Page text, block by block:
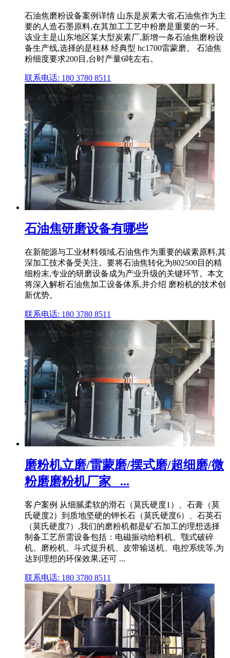
石油焦磨粉设备案例详情 山东是炭素大省,石油焦作为主
要的人造石墨原料,在其加工工艺中粉磨是重要的一环。
该业主是山东地区某大型炭素厂,新增一条石油焦磨粉设
备生产线,选择的是桂林 经典型 hc1700雷蒙磨。 石油焦
粉细度要求200目,台时产量6吨左右。
联系电话: 180 3780 8511
石油焦研磨设备有哪些
在新能源与工业材料领域,石油焦作为重要的碳素原料,其
深加工技术备受关注。要将石油焦转化为802500目的精
细粉末,专业的研磨设备成为产业升级的关键环节。本文
将深入解析石油焦加工设备体系,并介绍 磨粉机的技术创
新优势。
联系电话: 180 3780 8511
磨粉机立磨/雷蒙磨/摆式磨/超细磨/微
粉磨磨粉机厂家_ ...
客户案例 从细腻柔软的滑石（莫氏硬度1）、石膏（莫
氏硬度2）到质地坚硬的钾长石（莫氏硬度6）、石英石
（莫氏硬度7）,我们的磨粉机都是矿石加工的理想选择
制备工艺所需设备包括：电磁振动给料机、颚式破碎
机、磨粉机、斗式提升机、皮带输送机、电控系统等,为
达到理想的环保效果,还可 ...
联系电话: 180 3780 8511